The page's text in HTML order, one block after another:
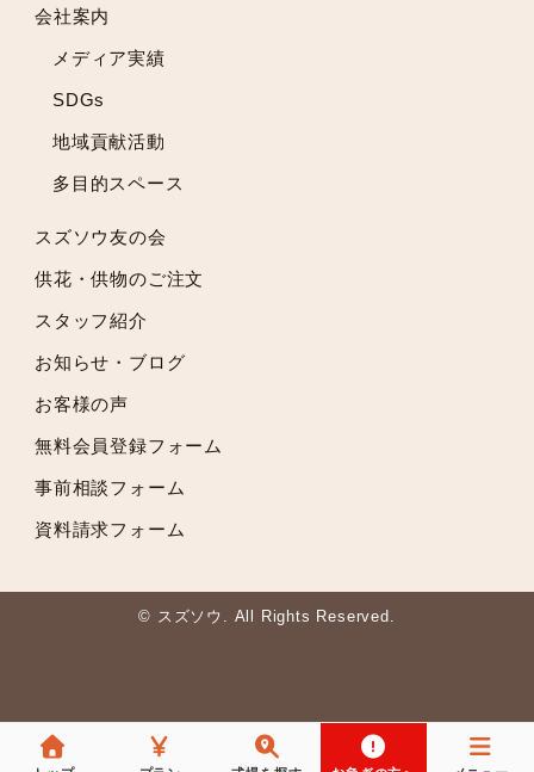
2021年12月
2021年11月
2021年10月
2021年8月
2021年7月
2021年5月
2021年4月
2021年3月
2021年1月
2020年12月
2020年11月
2020年10月
2020年2月
会社案内
メディア実績
SDGs
地域貢献活動
多目的スペース
スズソウ友の会
供花・供物のご注文
スタッフ紹介
お知らせ・ブログ
お客様の声
無料会員登録フォーム
事前相談フォーム
資料請求フォーム
© スズソウ. All Rights Reserved.